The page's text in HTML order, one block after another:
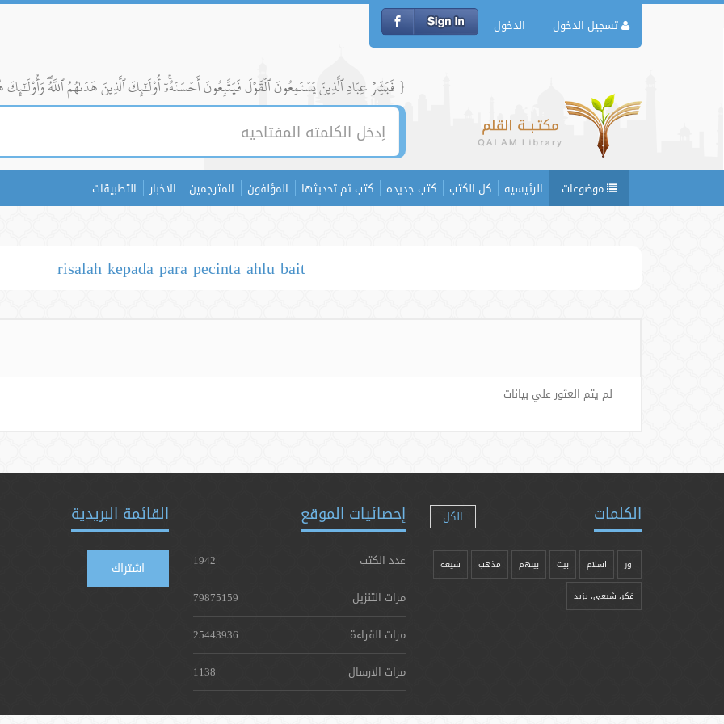
تسجيل الدخول الدخول
{ فَبَشِّرۡ عِبَادِ ٱلَّذِينَ يَسۡتَمِعُونَ ٱلۡقَوۡلَ فَيَتَّبِعُونَ أَحۡسَنَهُۥٓۚ أُوْلَٰٓئِكَ ٱلَّذِينَ هَدَىٰهُمُ ٱللَّهُۖ وَأُوْلَٰٓئِكَ
موضوعات الرئيسيه كل الكتب كتب جديده كتب تم تحديثها المؤلفون المترجمين الاخبار التطبيقات
risalah kepada para pecinta ahlu bait
لم يتم العثور علي بيانات
الكلمات الكل
اور اسلام بیت بينهم مذهب شيعه
فکر، شیعی، یزيد
إحصائيات الموقع
عدد الكتب
1942
مرات التنزيل
79875159
مرات القراءة
25443936
مرات الارسال
1138
القائمة البريدية
اشتراك